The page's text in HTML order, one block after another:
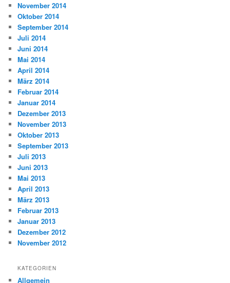
November 2014
Oktober 2014
September 2014
Juli 2014
Juni 2014
Mai 2014
April 2014
März 2014
Februar 2014
Januar 2014
Dezember 2013
November 2013
Oktober 2013
September 2013
Juli 2013
Juni 2013
Mai 2013
April 2013
März 2013
Februar 2013
Januar 2013
Dezember 2012
November 2012
KATEGORIEN
Allgemein